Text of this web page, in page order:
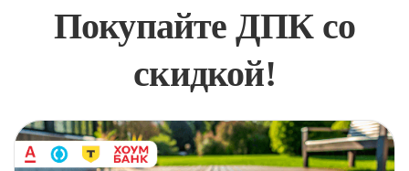
Покупайте ДПК со
скидкой!